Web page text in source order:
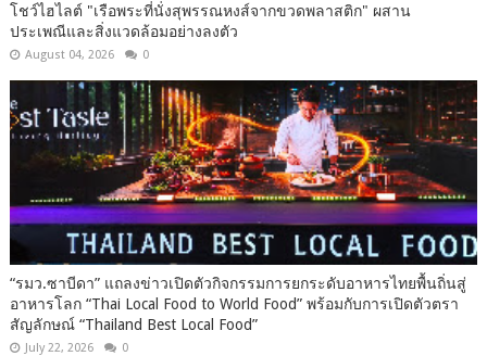
โชว์ไฮไลต์ "เรือพระที่นั่งสุพรรณหงส์จากขวดพลาสติก" ผสาน
ประเพณีและสิ่งแวดล้อมอย่างลงตัว
August 04, 2026 0
“รมว.ซาบีดา” แถลงข่าวเปิดตัวกิจกรรมการยกระดับอาหารไทยพื้นถิ่นสู่
อาหารโลก “Thai Local Food to World Food” พร้อมกับการเปิดตัวตรา
สัญลักษณ์ “Thailand Best Local Food”
July 22, 2026 0